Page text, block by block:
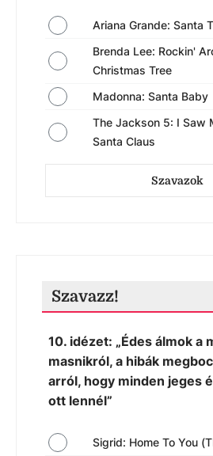
Ariana Grande: Santa
Brenda Lee: Rockin'
Christmas Tree
Madonna: Santa Baby
The Jackson 5: I Saw
Santa Claus
Szavazok
Szavazz!
10. idézet: „Édes álmok a
masnikról, a hibák
arról, hogy minden jeges
ott lennél”
Sigrid: Home To You